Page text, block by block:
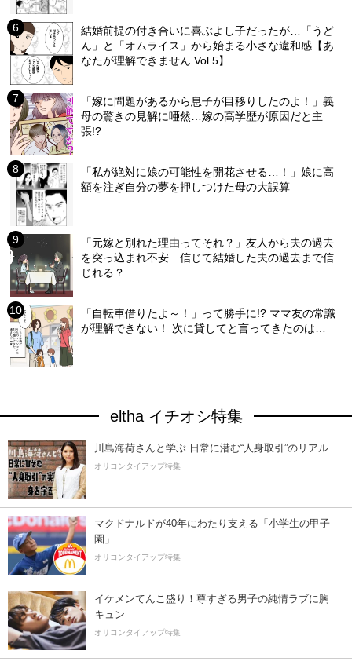
結婚前提の付き合いに喜ぶよし子だったが…「うど
ん」と「オムライス」から始まる小さな違和感【あ
なたが理解できません Vol.5】
「嫁に問題があるから息子が目移りしたのよ！」義
母の驚きの見解に唖然…嫁の高学歴が原因だと主
張!?
「私が絶対に娘の可能性を開花させる…！」娘に高
額を注ぎ自分の夢を押しつけた母の大誤算
「元嫁と別れた理由ってそれ？」友人から夫の過去
を突っ込まれ不安…信じて結婚した夫の過去まで信
じれる？
「自転車借りたよ～！」って勝手に!? ママ友の常識
が理解できない！ 次に貸してと言ってきたのは…
eltha イチオシ特集
川島海荷さんと学ぶ 日常に潜む“人身取引”のリアル
オリコンタイアップ特集
マクドナルドが40年にわたり支える「小学生の甲子
園」
オリコンタイアップ特集
イケメンてんこ盛り！尊すぎる男子の純情ラブに胸
キュン
オリコンタイアップ特集